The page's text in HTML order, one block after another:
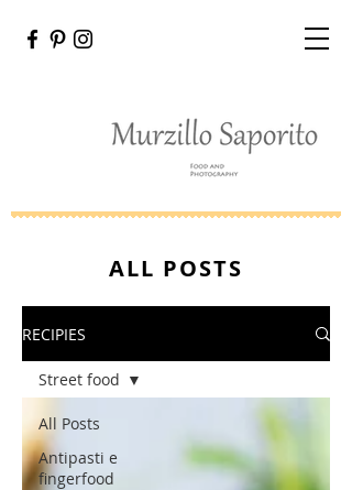
RECIPIES
All Posts
Antipasti e
fingerfood
Street food
ALL POSTS